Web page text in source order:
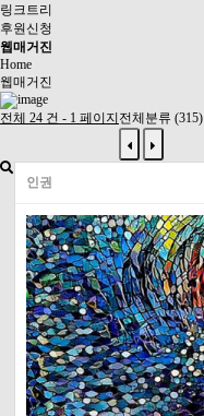
링크트리
후원신청
웹매거진
Home
웹매거진
전체 24 건 - 1 페이지 전체분류 (315)
인권